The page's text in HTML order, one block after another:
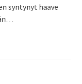
syntynyt haave